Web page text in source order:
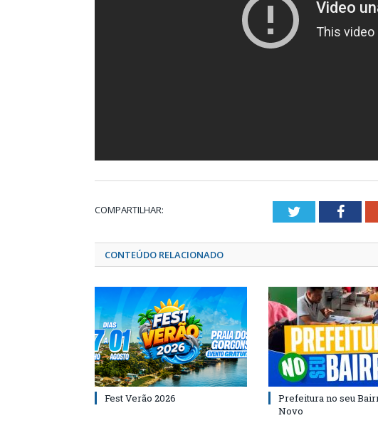
COMPARTILHAR: Twitter
CONTEÚDO RELACIONADO
Fest Verão 2026
Prefeitura no seu
Novo